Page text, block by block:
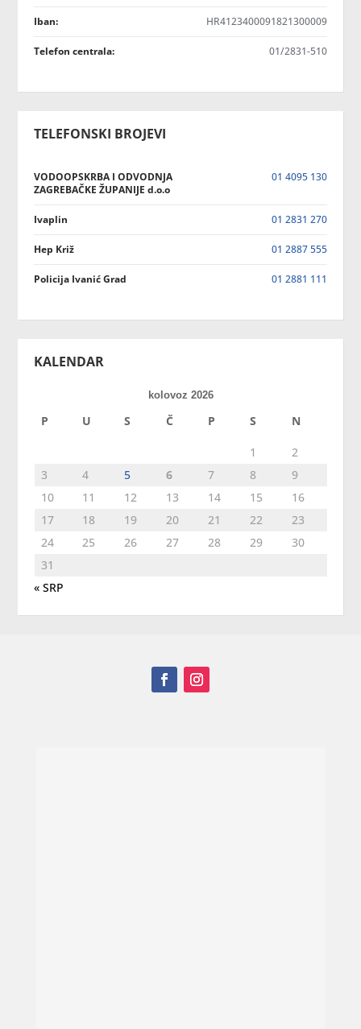
Iban: HR4123400091821300009
Telefon centrala: 01/2831-510
TELEFONSKI BROJEVI
VODOOPSKRBA I ODVODNJA
ZAGREBAČKE ŽUPANIJE d.o.o
01 4095 130
Ivaplin 01 2831 270
Hep Križ 01 2887 555
Policija Ivanić Grad 01 2881 111
KALENDAR
kolovoz 2026
P U S Č P S N
1
2
3
4 5 6 7 8
9
10
11 12 13 14 15
16
17
18 19 20 21 22
23
24
25 26 27 28 29
30
31
« SRP